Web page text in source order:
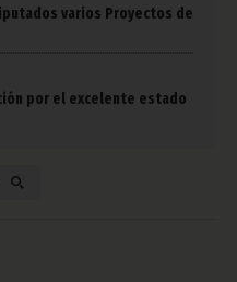
varios Proyectos de
por el excelente estado